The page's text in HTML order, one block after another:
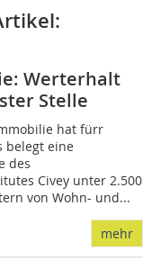
Werterhalt
Stelle
hat fürr
belegt eine
des
Civey unter 2.500
von Wohn- und...
mehr